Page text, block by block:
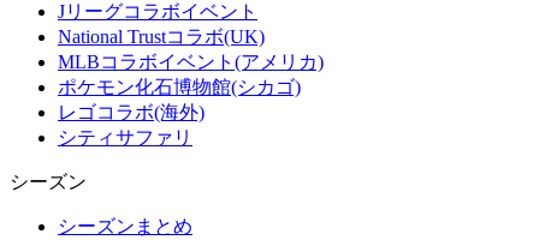
Jリーグコラボイベント
National Trustコラボ(UK)
MLBコラボイベント(アメリカ)
ポケモン化石博物館(シカゴ)
レゴコラボ(海外)
シティサファリ
シーズン
シーズンまとめ